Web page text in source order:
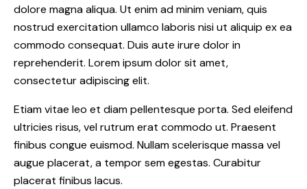
dolore magna aliqua. Ut enim ad minim veniam, quis
nostrud exercitation ullamco laboris nisi ut aliquip ex ea
commodo consequat. Duis aute irure dolor in
reprehenderit. Lorem ipsum dolor sit amet,
consectetur adipiscing elit.
Etiam vitae leo et diam pellentesque porta. Sed eleifend
ultricies risus, vel rutrum erat commodo ut. Praesent
finibus congue euismod. Nullam scelerisque massa vel
augue placerat, a tempor sem egestas. Curabitur
placerat finibus lacus.